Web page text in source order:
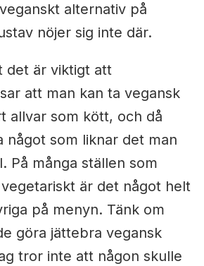
alternativ på
nöjer sig inte där.
det är viktigt att
att man kan ta vegansk
allvar som kött, och då
något som liknar det man
På många ställen som
är det något helt
på menyn. Tänk om
göra jättebra vegansk
tror inte att någon skulle